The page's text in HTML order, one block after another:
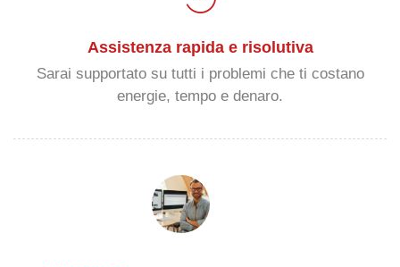
Assistenza rapida e risolutiva
Sarai supportato su tutti i problemi che ti costano
energie, tempo e denaro.